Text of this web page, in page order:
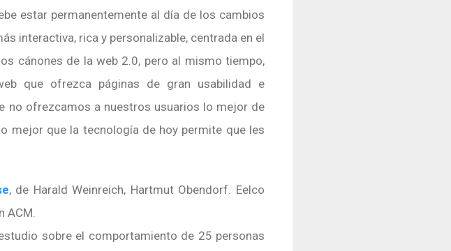
estar permanentemente al día de los cambios
interactiva, rica y personalizable, centrada en el
cánones de la web 2.0, pero al mismo tiempo,
que ofrezca páginas de gran usabilidad e
no ofrezcamos a nuestros usuarios lo mejor de
mejor que la tecnología de hoy permite que les
, de Harald Weinreich, Hartmut Obendorf. Eelco
ACM.
sobre el comportamiento de 25 personas